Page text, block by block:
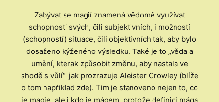
Zabývat se magií znamená vědomě využívat
schopností svých, čili subjektivních, i možností
(schopností) situace, čili objektivních tak, aby bylo
dosaženo kýženého výsledku. Také je to „věda a
umění, kterak způsobit změnu, aby nastala ve
shodě s vůlí“, jak prozrazuje Aleister Crowley (blíže
o tom například zde). Tím je stanoveno nejen to, co
je magie, ale i kdo je mágem, protože definici mága